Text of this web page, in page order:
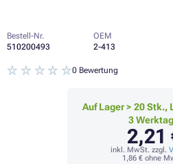
Bestell-Nr.
510200493
OEM
2-413
0 Bewertung
Auf Lager > 20 Stk.,
3
2,21
inkl. MwSt. zzgl.
1,86 €ohne